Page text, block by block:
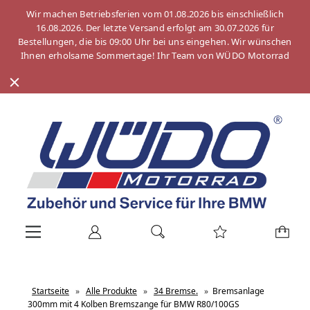
Wir machen Betriebsferien vom 01.08.2026 bis einschließlich
16.08.2026. Der letzte Versand erfolgt am 30.07.2026 für
Bestellungen, die bis 09:00 Uhr bei uns eingehen. Wir wünschen
Ihnen erholsame Sommertage! Ihr Team von WÜDO Motorrad
Startseite » Alle Produkte » 34 Bremse. » Bremsanlage
300mm mit 4 Kolben Bremszange für BMW R80/100GS